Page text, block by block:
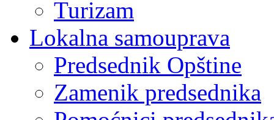
Turizam
Lokalna samouprava
Predsednik Opštine
Zamenik predsednika